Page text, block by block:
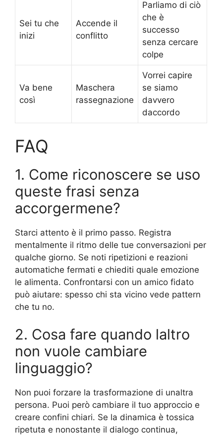
Sei tu che
inizi
Accende il
conflitto
Parliamo di ciò
che è
successo
senza cercare
colpe
Va bene
così
Maschera
rassegnazione
Vorrei capire
se siamo
davvero
daccordo
FAQ
1. Come riconoscere se uso
queste frasi senza
accorgermene?
Starci attento è il primo passo. Registra
mentalmente il ritmo delle tue conversazioni per
qualche giorno. Se noti ripetizioni e reazioni
automatiche fermati e chiediti quale emozione
le alimenta. Confrontarsi con un amico fidato
può aiutare: spesso chi sta vicino vede pattern
che tu no.
2. Cosa fare quando laltro
non vuole cambiare
linguaggio?
Non puoi forzare la trasformazione di unaltra
persona. Puoi però cambiare il tuo approccio e
creare confini chiari. Se la dinamica è tossica
ripetuta e nonostante il dialogo continua,